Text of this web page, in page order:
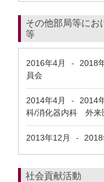
その他部局等にお
等
2016年4月 - 2018
員会
2014年4月 - 2014
科/消化器内科 外来
2013年12月 - 2018
社会貢献活動